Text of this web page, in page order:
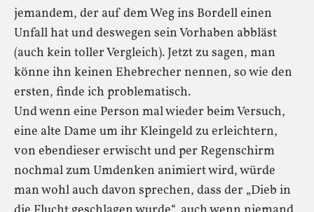
jemandem, der auf dem Weg ins Bordell einen
Unfall hat und deswegen sein Vorhaben abbläst
(auch kein toller Vergleich). Jetzt zu sagen, man
könne ihn keinen Ehebrecher nennen, so wie den
ersten, finde ich problematisch.
Und wenn eine Person mal wieder beim Versuch,
eine alte Dame um ihr Kleingeld zu erleichtern,
von ebendieser erwischt und per Regenschirm
nochmal zum Umdenken animiert wird, würde
man wohl auch davon sprechen, dass der „Dieb in